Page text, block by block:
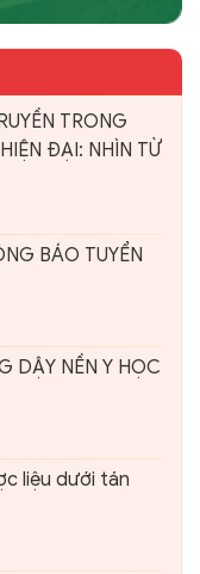
TRONG
ĐẠI: NHÌN TỪ
BÁO TUYỂN
DẬY NỀN Y HỌC
liệu dưới tán